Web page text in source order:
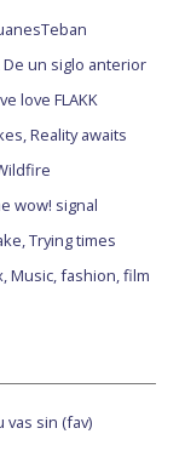
un siglo anterior
love FLAKK
Reality awaits
wow! signal
Trying times
Music, fashion, film
vas sin (fav)